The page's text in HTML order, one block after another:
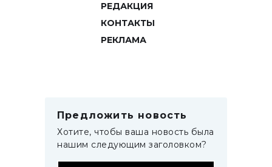
РЕДАКЦИЯ
КОНТАКТЫ
РЕКЛАМА
Предложить новость
Хотите, чтобы ваша новость была
нашим следующим заголовком?